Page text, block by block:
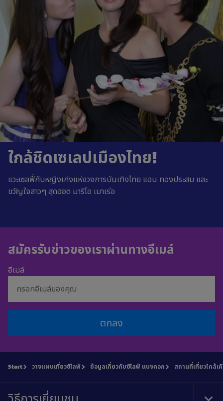
ใกล้ชิดเซเลปเมืองไทย!
แวะเซลฟี่กับหญิงเก่งแห่งวงการบันเทิงไทย แอน ทองประสม และ
ขวัญใจสาวๆ สุดฮอต มาริโอ เมาเร่อ
สมัครรับข่าวของเราผ่านทางอีเมล์
อีเมล์
ตกลง
Start วางแผนเที่ยวซีไลฟ์ ข้อมูลเกี่ยวกับซีไลฟ์ แบงคอก สถานที่เที่ยวใกล้เ